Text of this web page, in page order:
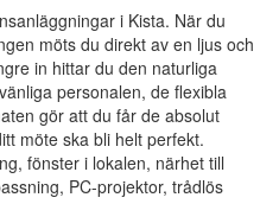
i Kista. När du
möts du direkt av en ljus och
in hittar du den naturliga
personalen, de flexibla
gör att du får de absolut
möte ska bli helt perfekt.
fönster i lokalen, närhet till
PC-projektor, trådlös